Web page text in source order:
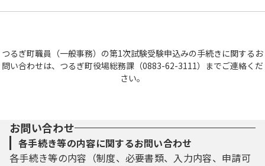
つるぎ町職員（一般事務）の第1次試験受験申込みの手続きに関するお
問い合わせは、つるぎ町役場総務課（0883-62-3111）までご連絡くだ
さい。
お問い合わせ
各手続き等の内容に関するお問い合わせ
各手続き等の内容（制度、必要書類、入力内容、申請可